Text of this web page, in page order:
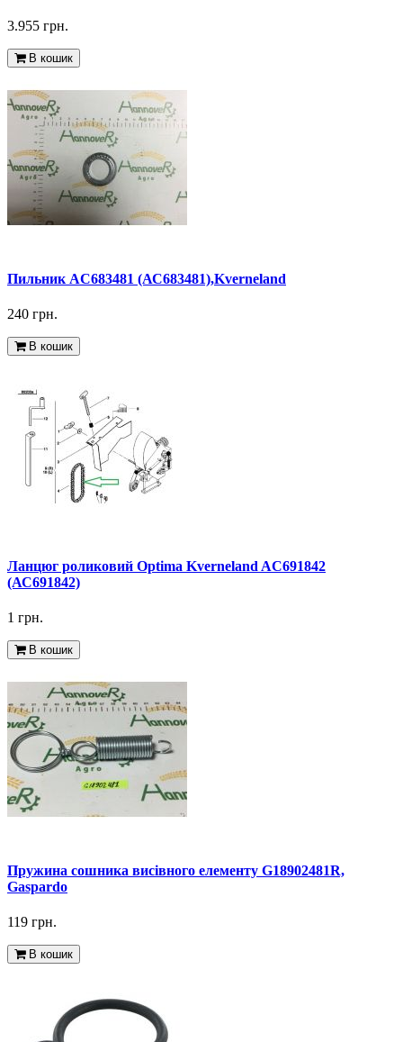
3.955 грн.
В кошик
Пильник AC683481 (АС683481),Kverneland
240 грн.
В кошик
Ланцюг роликовий Optima Kverneland AC691842
(АС691842)
1 грн.
В кошик
Пружина сошника висівного елементу G18902481R,
Gaspardo
119 грн.
В кошик